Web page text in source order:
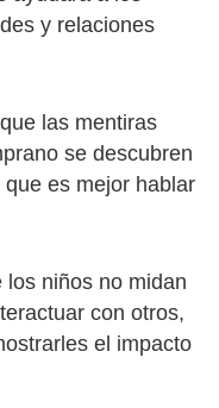
y relaciones
las mentiras
se descubren
es mejor hablar
los niños no midan
con otros,
el impacto